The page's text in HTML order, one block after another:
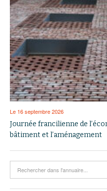
Le 16 septembre 2026
Journée francilienne de
bâtiment et l’aménagement